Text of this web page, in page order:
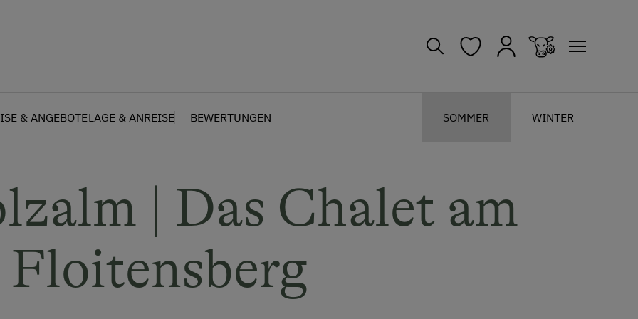
& ANGEBOTELAGE & ANREISE BEWERTUNGEN SOMMER WINTER
| Das Chalet am
Floitensberg